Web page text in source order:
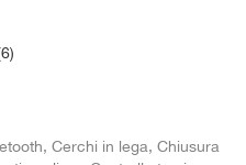
Cerchi in lega, Chiusura